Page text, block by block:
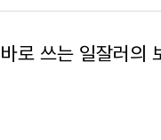
로 쓰는 일잘러의